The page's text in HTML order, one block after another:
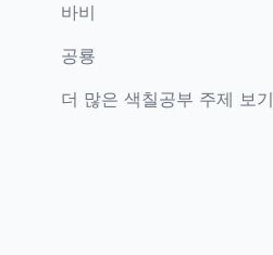
바비
공룡
더 많은 색칠공부 주제 보기